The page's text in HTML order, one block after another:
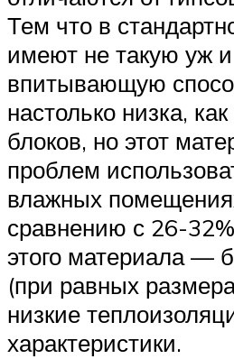
Тем что в
имеют не такую уж
впитывающую
настолько низка,
блоков, но этот
проблем
влажных
сравнению с 26-
этого материала —
(при равных
низкие
характеристики.